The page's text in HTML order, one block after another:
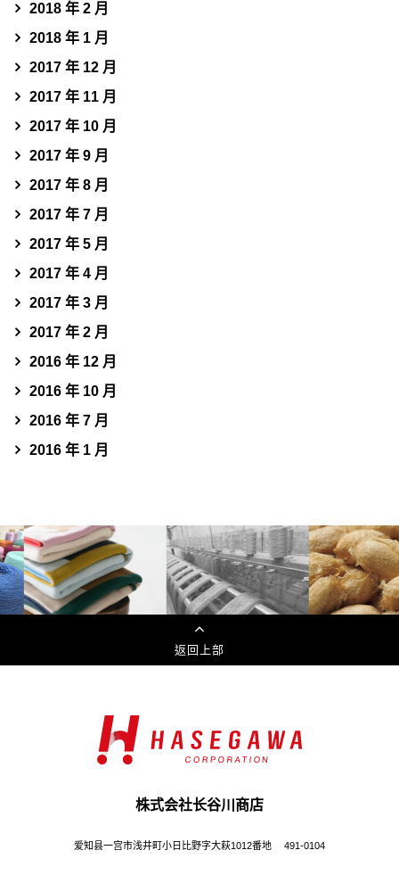
2018 年 2 月
2018 年 1 月
2017 年 12 月
2017 年 11 月
2017 年 10 月
2017 年 9 月
2017 年 8 月
2017 年 7 月
2017 年 5 月
2017 年 4 月
2017 年 3 月
2017 年 2 月
2016 年 12 月
2016 年 10 月
2016 年 7 月
2016 年 1 月
返回上部
株式会社长谷川商店
爱知县一宫市浅井町小日比野字大萩1012番地 491-0104